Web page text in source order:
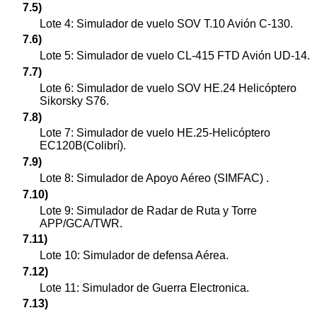
7.5)
Lote 4: Simulador de vuelo SOV T.10 Avión C-130.
7.6)
Lote 5: Simulador de vuelo CL-415 FTD Avión UD-14.
7.7)
Lote 6: Simulador de vuelo SOV HE.24 Helicóptero
Sikorsky S76.
7.8)
Lote 7: Simulador de vuelo HE.25-Helicóptero
EC120B(Colibrí).
7.9)
Lote 8: Simulador de Apoyo Aéreo (SIMFAC) .
7.10)
Lote 9: Simulador de Radar de Ruta y Torre
APP/GCA/TWR.
7.11)
Lote 10: Simulador de defensa Aérea.
7.12)
Lote 11: Simulador de Guerra Electronica.
7.13)